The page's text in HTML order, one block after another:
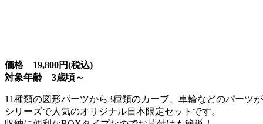
価格 19,800円(税込)
対象年齢 3歳頃～
11種類の図形パーツから3種類のカーブ、車輪などのパーツ
シリーズで人気のオリジナル日本限定セットです。